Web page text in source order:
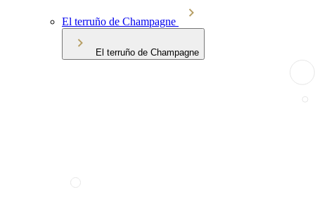
El terruño de Champagne
El terruño de Champagne